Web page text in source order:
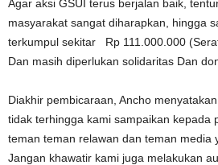
Agar aksi GSUI terus berjalan baik,
masyarakat sangat diharapkan, hingga
terkumpul sekitar Rp 111.000.000
Dan masih diperlukan solidaritas Dan
Diakhir pembicaraan, Ancho
tidak terhingga kami sampaikan kepada
teman teman relawan dan teman media
Jangan khawatir kami juga melakukan